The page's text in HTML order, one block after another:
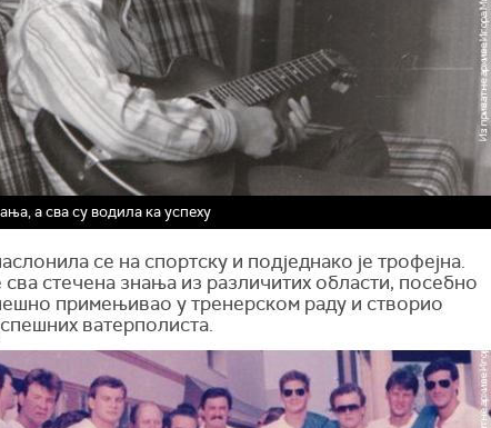
а сва су водила ка успеху
се на спортску и подједнако је трофејна.
стечена знања из различитих области, посебно
примењивао у тренерском раду и створио
ватерполиста.